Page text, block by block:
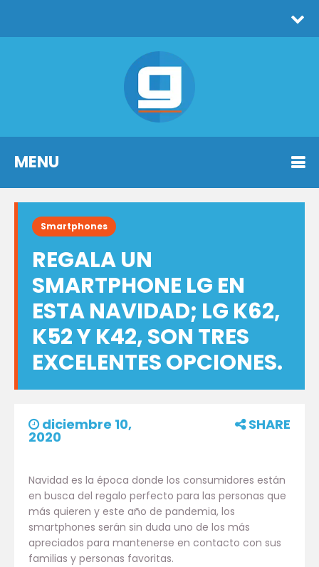
MENU
Smartphones
REGALA UN
SMARTPHONE LG EN
ESTA NAVIDAD; LG K62,
K52 Y K42, SON TRES
EXCELENTES OPCIONES.
diciembre 10,
2020
SHARE
Navidad es la época donde los consumidores están
en busca del regalo perfecto para las personas que
más quieren y este año de pandemia, los
smartphones serán sin duda uno de los más
apreciados para mantenerse en contacto con sus
familias y personas favoritas.